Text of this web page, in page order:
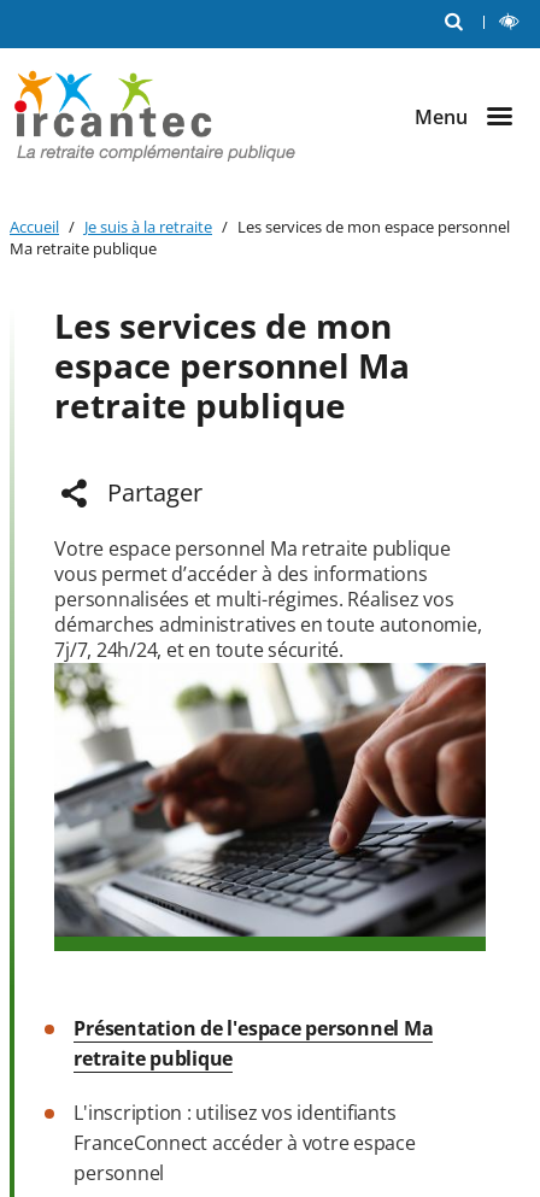
contenu
principal
menu
principal
bouton
lecture
contraste
RECHERCHE
Menu
Accueil Je suis à la retraite
Les services de mon espace personnel
Ma retraite publique
Les services de mon
espace personnel Ma
retraite publique
Partager
Votre espace personnel Ma retraite publique
vous permet d’accéder à des informations
personnalisées et multi-régimes. Réalisez vos
démarches administratives en toute autonomie,
7j/7, 24h/24, et en toute sécurité.
Présentation de l'espace personnel Ma
retraite publique
L'inscription : utilisez vos identifiants
FranceConnect accéder à votre espace
personnel